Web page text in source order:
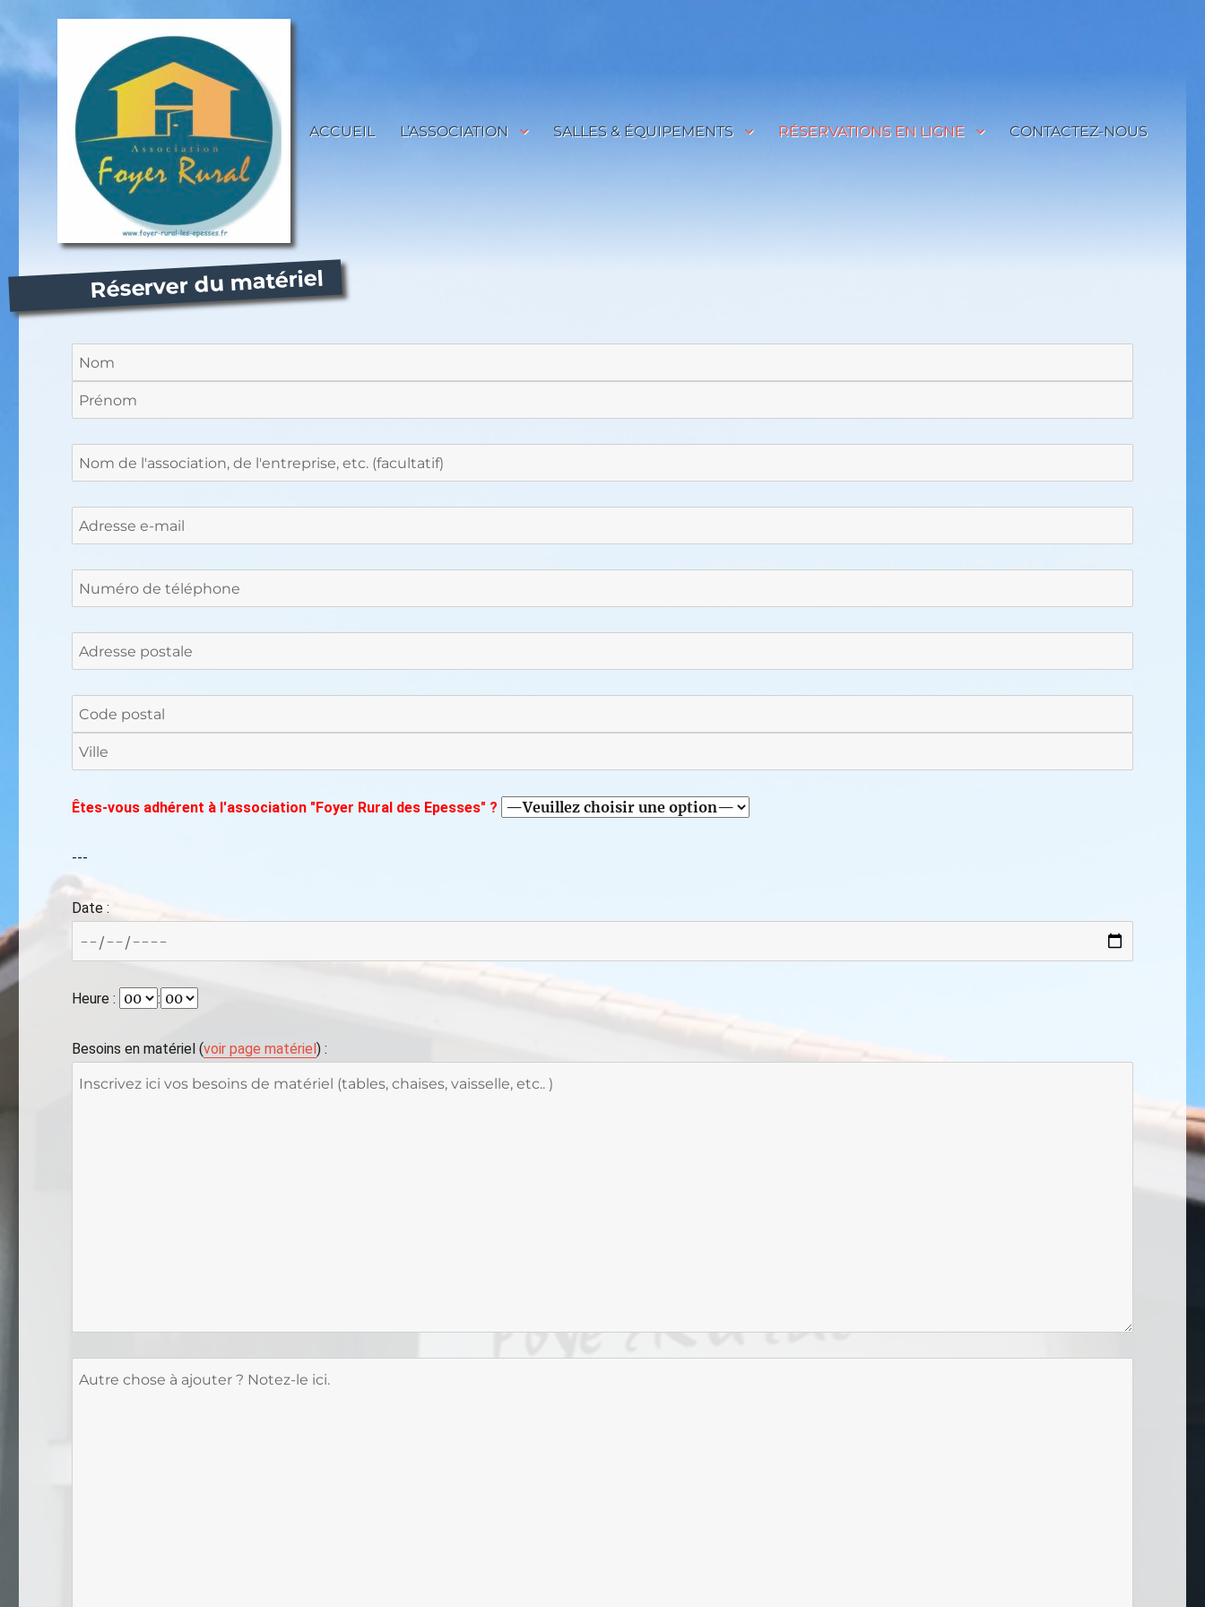
Foyer Rural – Les Epesses
Toute l'actualité et les infos pratiques de votre salle associative !
ACCUEIL L’ASSOCIATION SALLES & ÉQUIPEMENTS RÉSERVATIONS EN LIGNE CONTACTEZ-NOUS
Réserver du matériel
Êtes-vous adhérent à l'association "Foyer Rural des Epesses" ?
---
Date :
Heure : :
Besoins en matériel (voir page matériel) :